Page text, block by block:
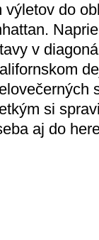
výletov do
v
si
aj do